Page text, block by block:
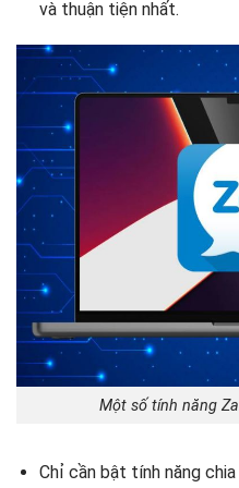
và thuận tiện nhất.
Một số tính năng
Chỉ cần bật tính năng